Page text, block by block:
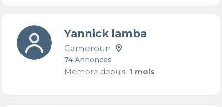
Yannick lamba
Cameroun
74 Annonces
Membre depuis1 mois